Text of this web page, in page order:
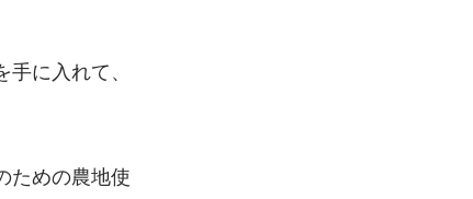
に入れて、
ための農地使